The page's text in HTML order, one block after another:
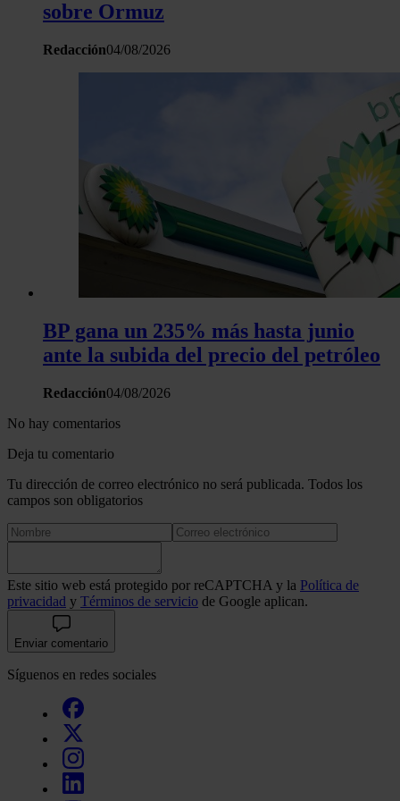
sobre Ormuz
Redacción04/08/2026
BP gana un 235% más hasta junio
ante la subida del precio del petróleo
Redacción04/08/2026
No hay comentarios
Deja tu comentario
Tu dirección de correo electrónico no será publicada. Todos los
campos son obligatorios
Este sitio web está protegido por reCAPTCHA y la Política de
privacidad y Términos de servicio de Google aplican.
Enviar comentario
Síguenos en redes sociales